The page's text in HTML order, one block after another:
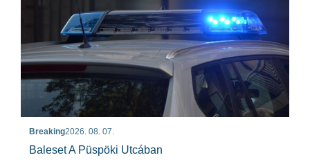
Breaking2026. 08. 07.
Baleset A Püspöki Utcában